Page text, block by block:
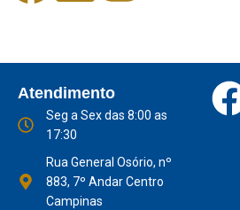
Atendimento
Seg a Sex das 8:00 as
17:30
Rua General Osório, nº
883, 7º Andar Centro
Campinas